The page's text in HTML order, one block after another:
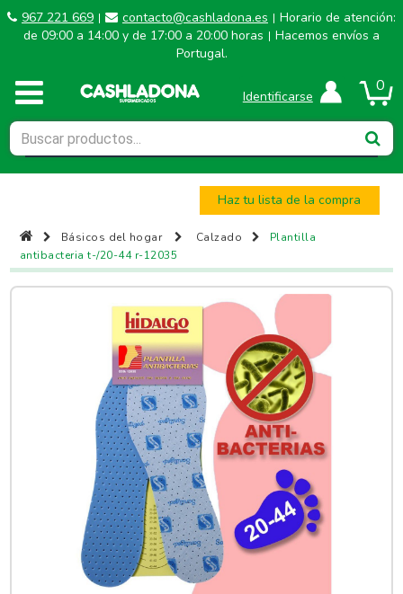
967 221 669 | contacto@cashladona.es | Horario de atención:
de 09:00 a 14:00 y de 17:00 a 20:00 horas | Hacemos envíos a
Portugal.
0
Identificarse
Haz tu lista de la compra
Básicos del hogar Calzado
Plantilla
antibacteria t-/20-44 r-12035